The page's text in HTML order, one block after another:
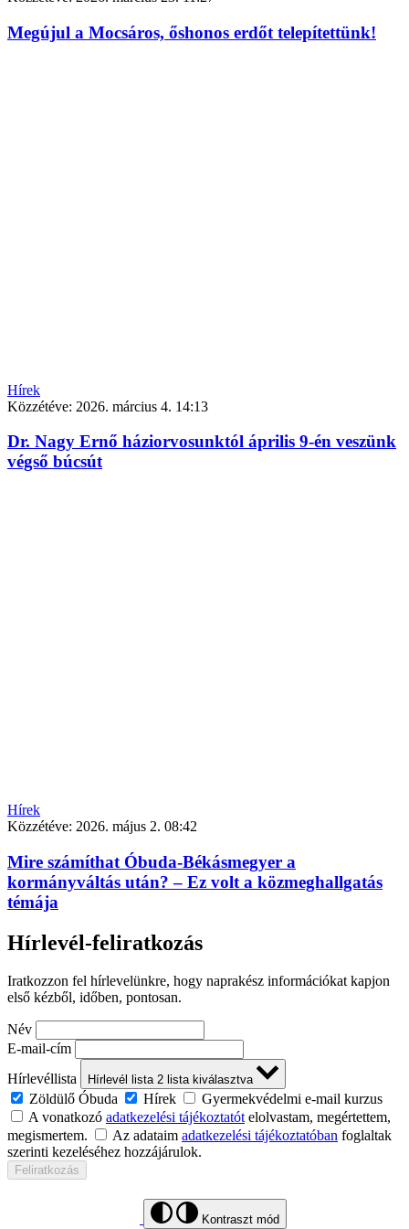
Megújul a Mocsáros, őshonos erdőt telepítettünk!
Hírek
Közzétéve: 2026. március 4. 14:13
Dr. Nagy Ernő háziorvosunktól április 9-én veszünk
végső búcsút
Hírek
Közzétéve: 2026. május 2. 08:42
Mire számíthat Óbuda-Békásmegyer a
kormányváltás után? – Ez volt a közmeghallgatás
témája
Hírlevél-feliratkozás
Iratkozzon fel hírlevelünkre, hogy naprakész információkat kapjon
első kézből, időben, pontosan.
Név
E-mail-cím
Hírlevéllista
Hírlevél lista 2 lista kiválasztva
Zöldülő Óbuda Hírek
Gyermekvédelmi e-mail kurzus
A vonatkozó adatkezelési tájékoztatótelolvastam, megértettem,
megismertem.
Az adataim adatkezelési tájékoztatóban foglaltak
szerinti kezeléséhez hozzájárulok.
Feliratkozás
Kontraszt mód